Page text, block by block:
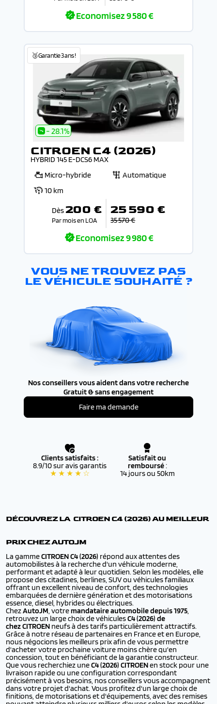
Economisez9 580 €
🥉Garantie 3 ans !
- 28.1%
CITROEN C4 (2026)
HYBRID 145 E-DCS6 MAX
Micro-hybride
Automatique
10 km
Dès 200 €
Par mois en LOA
25 590 €
35 570 €
Economisez9 980 €
VOUS NE TROUVEZ PAS
LE VÉHICULE SOUHAITÉ ?
Nos conseillers vous aident dans votre recherche
Gratuit & sans engagement
Faire ma demande
Clients satisfaits :
8.9/10 sur avis garantis
★ ★ ★ ★ ☆
Satisfait ou
remboursé:
14 jours ou 50km
DÉCOUVREZ LA CITROEN C4 (2026)AU MEILLEUR
PRIX CHEZ AUTOJM
La gammeCITROENC4 (2026) répond aux attentes des
automobilistes à la recherche d'un véhicule moderne,
performant et adapté à leur quotidien. Selon les modèles, elle
propose des citadines, berlines, SUV ou véhicules familiaux
offrant un excellent niveau de confort, des technologies
embarquées de dernière génération et des motorisations
essence, diesel, hybrides ou électriques.
ChezAutoJM, votremandataire automobile depuis 1975,
retrouvez un large choix de véhiculesC4 (2026) de
chez CITROEN neufs à des tarifs particulièrement attractifs.
Grâce à notre réseau de partenaires en France et en Europe,
nous négocions les meilleurs prix afin de vous permettre
d'acheter votre prochaine voiture moins chère qu'en
concession, tout en bénéficiant de la garantie constructeur.
Que vous recherchiez uneC4 (2026) CITROENen stock pour une
livraison rapide ou une configuration correspondant
précisément à vos besoins, nos conseillers vous accompagnent
dans votre projet d'achat. Vous profitez d'un large choix de
finitions, de motorisations et d'équipements, avec des remises